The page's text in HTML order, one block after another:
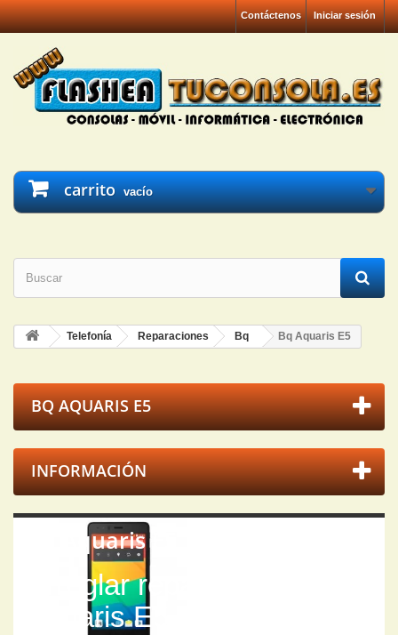
Iniciar sesión
Contáctenos
carrito vacío
Telefonía Reparaciones Bq Bq Aquaris E5
BQ AQUARIS E5
INFORMACIÓN
Bq Aquaris E5
Arreglar reparar Bq
Aquaris E5